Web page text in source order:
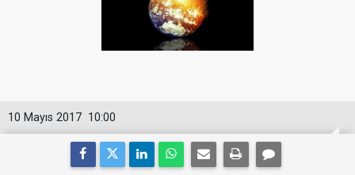
10:00
10 Mayıs 2017